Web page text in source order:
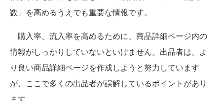
数」を高めるうえでも重要な情報です。
購入率、流入率を高めるために、商品詳細ページ内の
情報がしっかりしていないといけません。出品者は、よ
り良い商品詳細ページを作成しようと努力しています
が、ここで多くの出品者が誤解しているポイントがあり
ます。